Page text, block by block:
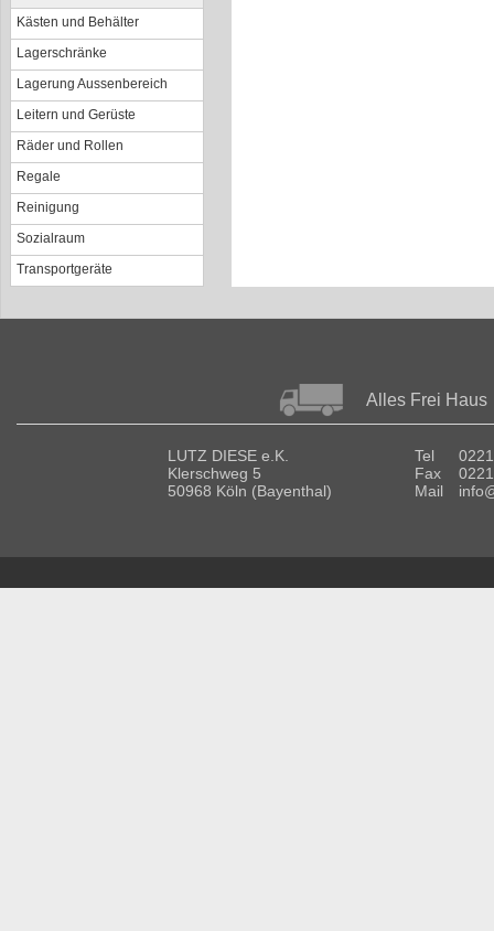
Kästen und Behälter
Lagerschränke
Lagerung Aussenbereich
Leitern und Gerüste
Räder und Rollen
Regale
Reinigung
Sozialraum
Transportgeräte
Alles Frei Haus
LUTZ DIESE e.K.
Klerschweg 5
50968 Köln (Bayenthal)
Tel
Fax
Mail